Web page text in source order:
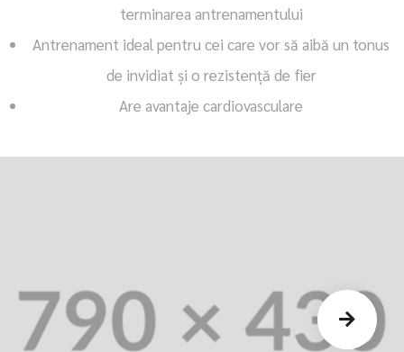
terminarea antrenamentului
Antrenament ideal pentru cei care vor să aibă un tonus
de invidiat și o rezistenţă de fier
Are avantaje cardiovasculare